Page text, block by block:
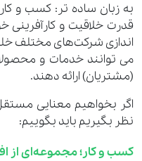
به زبان ساده تر: کسب و
قدرت خلاقیت و کارآفرینی
اندازی شرکت‌های مختلف خلق
می توانند خدمات و
(مشتریان) ارائه دهند.
اگر بخواهیم معنایی
نظر بگیریم باید بگوییم:
کسب ‌و‌ کار؛ مجموعه‌ای از